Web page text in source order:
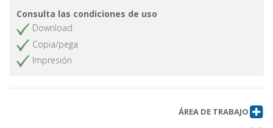
Consulta las condiciones de uso
Download
Copia/pega
Impresión
ÁREA DE TRABAJO